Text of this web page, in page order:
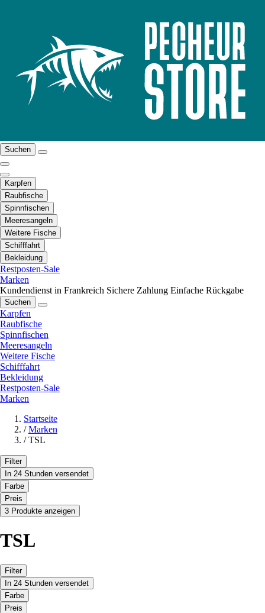
Suchen
Karpfen
Raubfische
Spinnfischen
Meeresangeln
Weitere Fische
Schifffahrt
Bekleidung
Restposten-Sale
Marken
Kundendienst in Frankreich Sichere Zahlung Einfache Rückgabe
Suchen
Karpfen
Raubfische
Spinnfischen
Meeresangeln
Weitere Fische
Schifffahrt
Bekleidung
Restposten-Sale
Marken
Startseite
/ Marken
/ TSL
Filter
In 24 Stunden versendet
Farbe
Preis
3 Produkte anzeigen
TSL
Filter
In 24 Stunden versendet
Farbe
Preis